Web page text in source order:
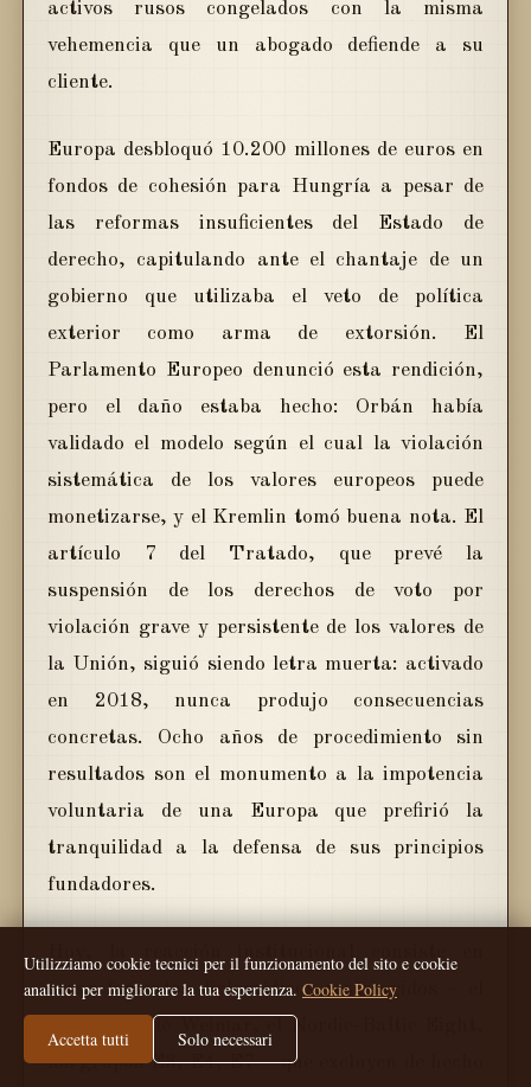
activos rusos congelados con la misma
vehemencia que un abogado defiende a su
cliente.
Europa desbloquó 10.200 millones de euros en
fondos de cohesión para Hungría a pesar de
las reformas insuficientes del Estado de
derecho, capitulando ante el chantaje de un
gobierno que utilizaba el veto de política
exterior como arma de extorsión. El
Parlamento Europeo denunció esta rendición,
pero el daño estaba hecho: Orbán había
validado el modelo según el cual la violación
sistemática de los valores europeos puede
monetizarse, y el Kremlin tomó buena nota. El
artículo 7 del Tratado, que prevé la
suspensión de los derechos de voto por
violación grave y persistente de los valores de
la Unión, siguió siendo letra muerta: activado
en 2018, nunca produjo consecuencias
concretas. Ocho años de procedimiento sin
resultados son el monumento a la impotencia
voluntaria de una Europa que prefirió la
tranquilidad a la defensa de sus principios
fundadores.
Hoy, la reacción institucional consiste en
crear formatos diplomáticos restringidos – el
Triángulo de Weimar, el Nordic-Baltic Eight,
los grupos E3, E4, E7 – que excluyen de hecho
Utilizziamo cookie tecnici per il funzionamento del sito e cookie
analitici per migliorare la tua esperienza. Cookie Policy
Accetta tutti Solo necessari